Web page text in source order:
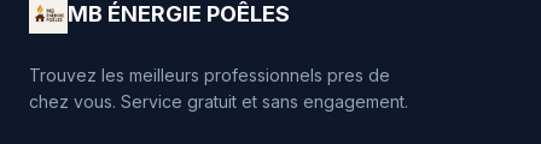
MB ÉNERGIE POÊLES
Trouvez les meilleurs professionnels pres de
chez vous. Service gratuit et sans engagement.